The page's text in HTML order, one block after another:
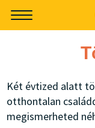
-->
Két évtized alatt
otthontalan
megismerheted